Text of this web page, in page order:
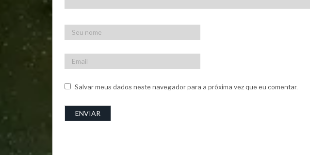
Salvar meus dados neste navegador para a próxima vez que eu comentar.